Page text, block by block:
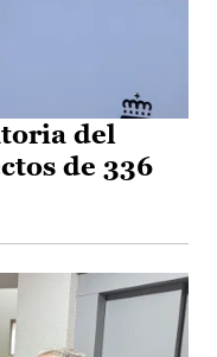
del
de 336